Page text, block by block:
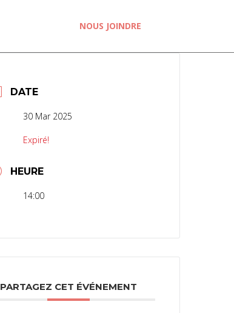
NOUS JOINDRE
DATE
30 Mar 2025
Expiré!
HEURE
14:00
PARTAGEZ CET ÉVÉNEMENT